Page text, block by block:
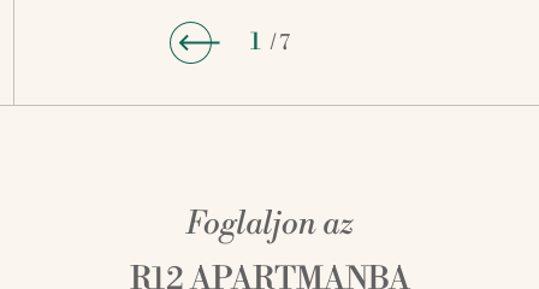
1 / 7
Foglaljon az
R12 APARTMANBA